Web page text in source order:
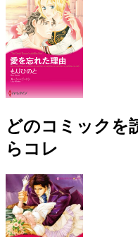
どのコミックを
らコレ